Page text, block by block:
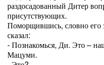
раздосадованный Дитер
присутствующих.
Поморщившись, словно его
сказал:
- Познакомься, Ди. Это –
Мацуми.